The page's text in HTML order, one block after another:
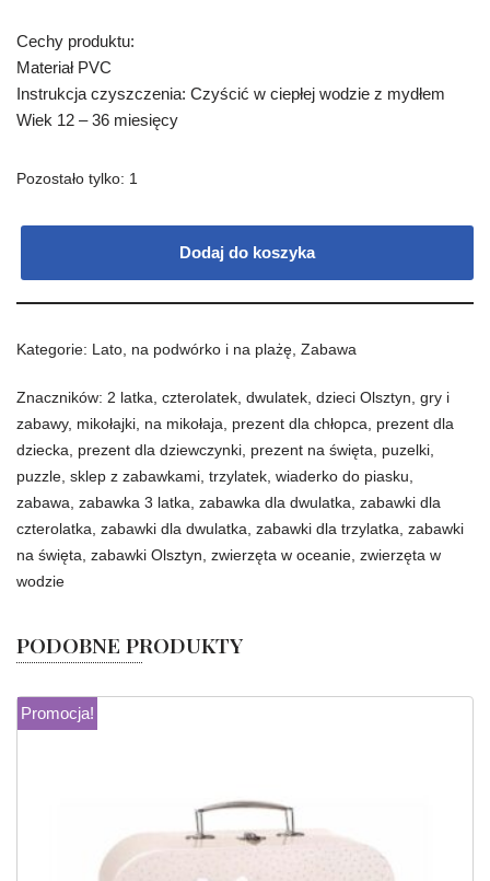
Cechy produktu:
Materiał PVC
Instrukcja czyszczenia: Czyścić w ciepłej wodzie z mydłem
Wiek 12 – 36 miesięcy
Pozostało tylko: 1
Dodaj do koszyka
Kategorie: Lato, na podwórko i na plażę, Zabawa
Znaczników: 2 latka, czterolatek, dwulatek, dzieci Olsztyn, gry i
zabawy, mikołajki, na mikołaja, prezent dla chłopca, prezent dla
dziecka, prezent dla dziewczynki, prezent na święta, puzelki,
puzzle, sklep z zabawkami, trzylatek, wiaderko do piasku,
zabawa, zabawka 3 latka, zabawka dla dwulatka, zabawki dla
czterolatka, zabawki dla dwulatka, zabawki dla trzylatka, zabawki
na święta, zabawki Olsztyn, zwierzęta w oceanie, zwierzęta w
wodzie
PODOBNE PRODUKTY
Promocja!